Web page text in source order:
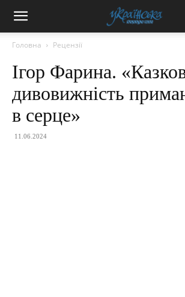
Головна Рецензії
Ігор Фарина.
дивовижність
в серце»
11.06.2024